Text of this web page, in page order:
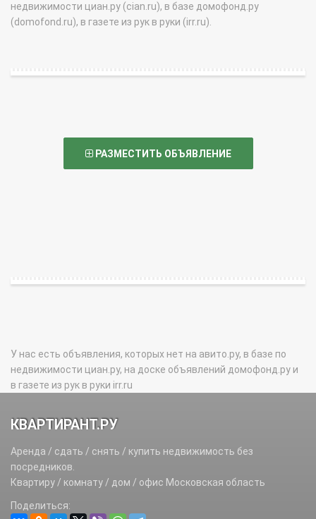
недвижимости циан.ру (cian.ru), в базе домофонд.ру
(domofond.ru), в газете из рук в руки (irr.ru).
РАЗМЕСТИТЬ ОБЪЯВЛЕНИЕ
У нас есть объявления, которых нет на авито.ру, в базе по
недвижимости циан.ру, на доске объявлений домофонд.ру и
в газете из рук в руки irr.ru
КВАРТИРАНТ.РУ
Аренда / сдать / снять / купить недвижимость без
посредников.
Квартиру / комнату / дом / офис Московская область
Поделиться: